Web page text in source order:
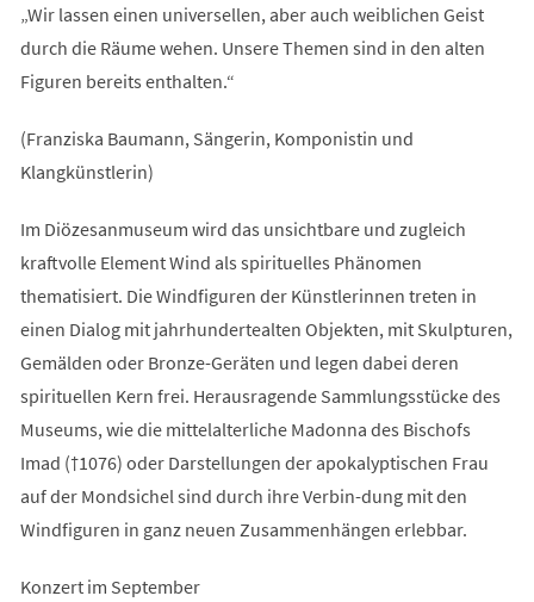
„Wir lassen einen universellen, aber auch weiblichen Geist
durch die Räume wehen. Unsere Themen sind in den alten
Figuren bereits enthalten.“
(Franziska Baumann, Sängerin, Komponistin und
Klangkünstlerin)
Im Diözesanmuseum wird das unsichtbare und zugleich
kraftvolle Element Wind als spirituelles Phänomen
thematisiert. Die Windfiguren der Künstlerinnen treten in
einen Dialog mit jahrhundertealten Objekten, mit Skulpturen,
Gemälden oder Bronze-Geräten und legen dabei deren
spirituellen Kern frei. Herausragende Sammlungsstücke des
Museums, wie die mittelalterliche Madonna des Bischofs
Imad (†1076) oder Darstellungen der apokalyptischen Frau
auf der Mondsichel sind durch ihre Verbin-dung mit den
Windfiguren in ganz neuen Zusammenhängen erlebbar.
Konzert im September